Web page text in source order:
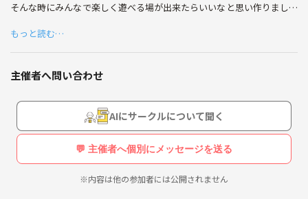
そんな時にみんなで楽しく遊べる場が出来たらいいなと思い作りました
インドアでもアウトドアでも、ゲームを一緒に体験するとすぐに仲良く
なれる！
初参加でも初対面でもゲームを通して、共通の趣味を持った友達を作る
きっかけになればと思ってます（≧∇≦）
モルックやボードゲーム、スマブラ会なんかも企画してますので、是非
ご参加ください！ (๑>◡<๑)
もっと読む…
主催者へ問い合わせ
AIにサークルについて聞く
💬 主催者へ個別にメッセージを送る
※内容は他の参加者には公開されません